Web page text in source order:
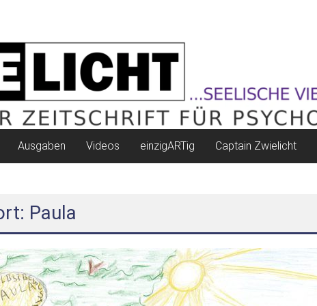
Ausgaben Videos einzigARTig Captain Zwielicht
Paula